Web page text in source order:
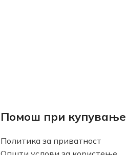
Помош при купување
Политика за приватност